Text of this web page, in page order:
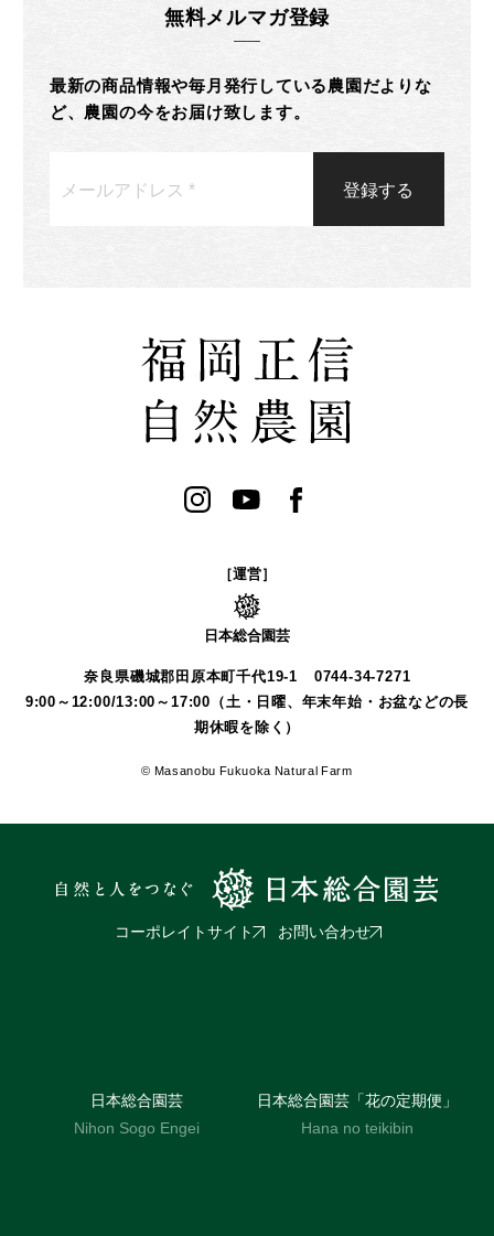
無料メルマガ登録
最新の商品情報や毎月発行している農園だよりな
ど、農園の今をお届け致します。
［運営］
日本総合園芸
奈良県磯城郡田原本町千代19-1
0744-34-7271
9:00～12:00/13:00～17:00（土・日曜、年末年始・お盆などの長
期休暇を除く）
© Masanobu Fukuoka Natural Farm
コーポレイトサイト お問い合わせ
日本総合園芸
Nihon Sogo Engei
日本総合園芸「花の定期便」
Hana no teikibin